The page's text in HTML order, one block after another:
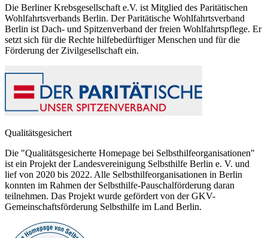
Die Berliner Krebsgesellschaft e.V. ist Mitglied des Paritätischen
Wohlfahrtsverbands Berlin. Der Paritätische Wohlfahrtsverband
Berlin ist Dach- und Spitzenverband der freien Wohlfahrtspflege. Er
setzt sich für die Rechte hilfebedürftiger Menschen und für die
Förderung der Zivilgesellschaft ein.
Qualitätsgesichert
Die "Qualitätsgesicherte Homepage bei Selbsthilfeorganisationen"
ist ein Projekt der Landesvereinigung Selbsthilfe Berlin e. V. und
lief von 2020 bis 2022. Alle Selbsthilfeorganisationen in Berlin
konnten im Rahmen der Selbsthilfe-Pauschalförderung daran
teilnehmen. Das Projekt wurde gefördert von der GKV-
Gemeinschaftsförderung Selbsthilfe im Land Berlin.